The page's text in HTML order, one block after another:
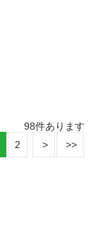
98件あります
2